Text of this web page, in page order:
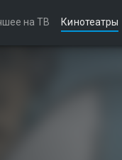
на ТВ Кинотеатры